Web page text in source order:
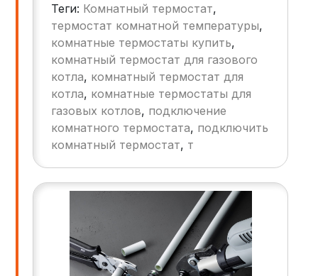
сокращения затрат на отопление,
позволяя снизить расходы до 30%.
Правильное управление температурой в
помещении поможет вам не только
сэкономить деньги, но и создать
комфортную атмосферу для жизни.
Теги: Комнатный термостат,
термостат комнатной температуры,
комнатные термостаты купить,
комнатный термостат для газового
котла, комнатный термостат для
котла, комнатные термостаты для
газовых котлов, подключение
комнатного термостата, подключить
комнатный термостат, т